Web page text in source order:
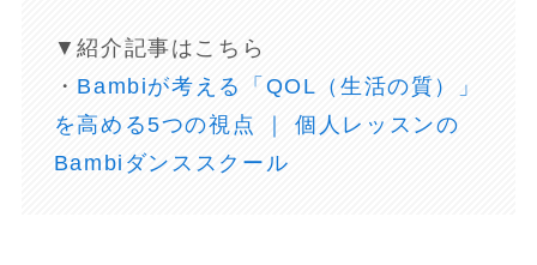
▼紹介記事はこちら
・ Bambiが考える「QOL（生活の質）」
を高める5つの視点 ｜ 個人レッスンの
Bambiダンススクール